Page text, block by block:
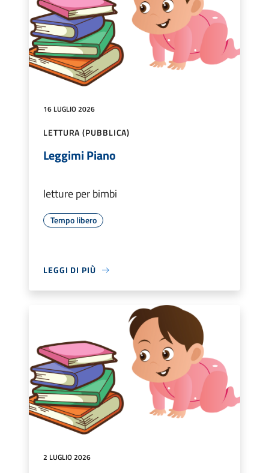
16 LUGLIO 2026
LETTURA (PUBBLICA)
Leggimi Piano
letture per bimbi
Tempo libero
LEGGI DI PIÙ
2 LUGLIO 2026